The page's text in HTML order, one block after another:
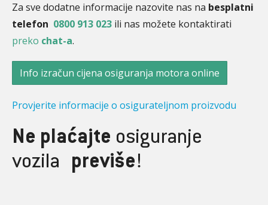
Za sve dodatne informacije nazovite nas na besplatni
telefon 0800 913 023 ili nas možete kontaktirati
preko chat-a.
Info izračun cijena osiguranja motora online
Provjerite informacije o osigurateljnom proizvodu
Ne plaćajte osiguranje
vozila previše!